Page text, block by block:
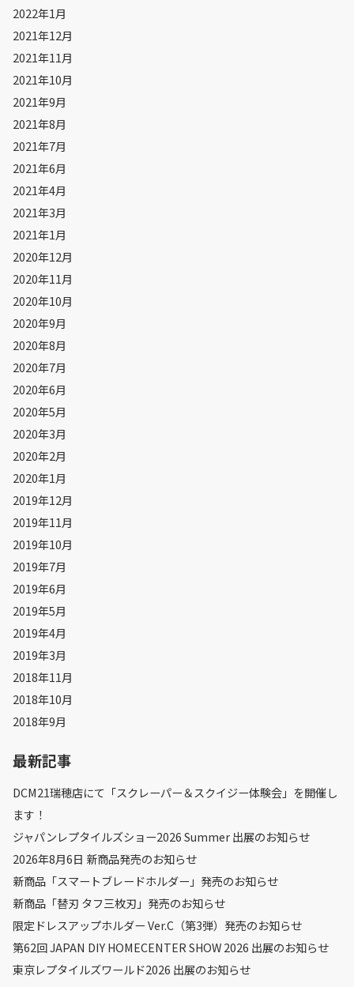
2022年1月
2021年12月
2021年11月
2021年10月
2021年9月
2021年8月
2021年7月
2021年6月
2021年4月
2021年3月
2021年1月
2020年12月
2020年11月
2020年10月
2020年9月
2020年8月
2020年7月
2020年6月
2020年5月
2020年3月
2020年2月
2020年1月
2019年12月
2019年11月
2019年10月
2019年7月
2019年6月
2019年5月
2019年4月
2019年3月
2018年11月
2018年10月
2018年9月
最新記事
DCM21瑞穂店にて「スクレーパー＆スクイジー体験会」を開催し
ます！
ジャパンレプタイルズショー2026 Summer 出展のお知らせ
2026年8月6日 新商品発売のお知らせ
新商品「スマートブレードホルダー」発売のお知らせ
新商品「替刃 タフ三枚刃」発売のお知らせ
限定ドレスアップホルダー Ver.C（第3弾）発売のお知らせ
第62回 JAPAN DIY HOMECENTER SHOW 2026 出展のお知らせ
東京レプタイルズワールド2026 出展のお知らせ